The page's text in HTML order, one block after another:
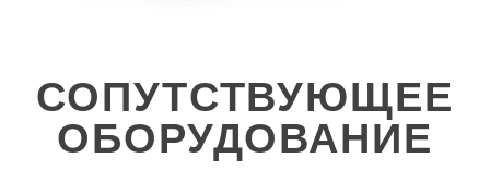
СОПУТСТВУЮЩЕЕ
ОБОРУДОВАНИЕ